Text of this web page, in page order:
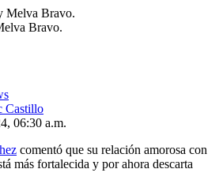
Bravo.
Castillo
06:30 a.m.
comentó que su relación amorosa con
más fortalecida y por ahora descarta